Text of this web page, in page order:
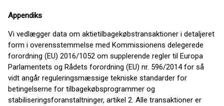
Appendiks
Vi vedlægger data om aktietilbagekøbstransaktioner i detaljeret
form i overensstemmelse med Kommissionens delegerede
forordning (EU) 2016/1052 om supplerende regler til Europa
Parlamentets og Rådets forordning (EU) nr. 596/2014 for så
vidt angår reguleringsmæssige tekniske standarder for
betingelserne for tilbagekøbsprogrammer og
stabiliseringsforanstaltninger, artikel 2. Alle transaktioner er